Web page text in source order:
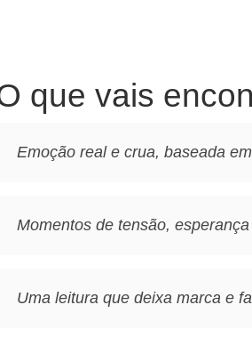
que vais
Emoção real e crua, baseada
Momentos de tensão,
Uma leitura que deixa marca e